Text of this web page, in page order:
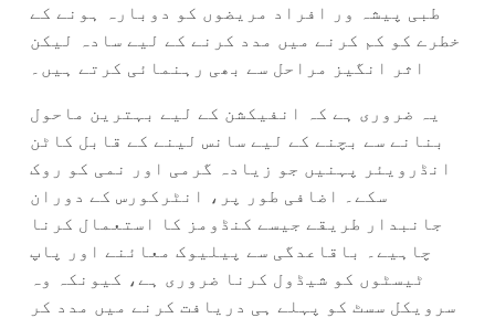
طبی پیشہ ور افراد مریضوں کو دوبارہ ہونے کے
خطرے کو کم کرنے میں مدد کرنے کے لیے سادہ لیکن
اثر انگیز مراحل سے بھی رہنمائی کرتے ہیں۔
یہ ضروری ہے کہ انفیکشن کے لیے بہترین ماحول
بنانے سے بچنے کے لیے سانس لینے کے قابل کاٹن
انڈرویئر پہنیں جو زیادہ گرمی اور نمی کو روک
سکے۔ اضافی طور پر، انٹرکورس کے دوران
جانبدار طریقے جیسے کنڈومز کا استعمال کرنا
چاہیے۔ باقاعدگی سے پیلیوک معائنے اور پاپ
ٹیسٹوں کو شیڈول کرنا ضروری ہے، کیونکہ وہ
سرویکل سسٹ کو پہلے ہی دریافت کرنے میں مدد کر